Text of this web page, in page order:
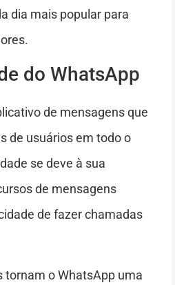
dia mais popular para
do WhatsApp
de mensagens que
de usuários em todo o
se deve à sua
de mensagens
de fazer chamadas
tornam o WhatsApp uma